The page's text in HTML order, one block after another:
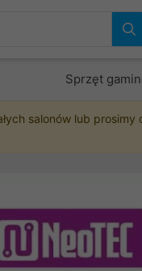
Sprzęt
salonów lub